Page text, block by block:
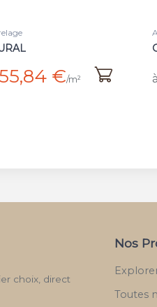
55,84 €/m²
choix, direct
Nos
Toutes